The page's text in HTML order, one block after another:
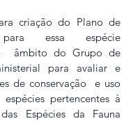
criação do Plano de
para essa espécie
âmbito do Grupo de
para avaliar e
de conservação  e uso
espécies pertencentes à
Espécies da Fauna